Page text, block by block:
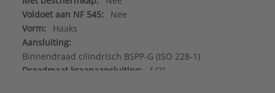
Voldoet aan NF 545:
Nee
Vorm:
Haaks
Aansluiting:
Binnendraad cilindrisch BSPP-G (ISO 228-1)
Draadmaat kraanaansluiting:
1/2"